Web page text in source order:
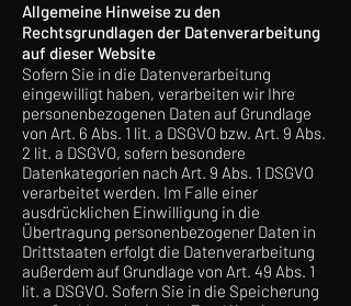
Allgemeine Hinweise zu den
Rechtsgrundlagen der Datenverarbeitung
auf dieser Website
Sofern Sie in die Datenverarbeitung
eingewilligt haben, verarbeiten wir Ihre
personenbezogenen Daten auf Grundlage
von Art. 6 Abs. 1 lit. a DSGVO bzw. Art. 9 Abs.
2 lit. a DSGVO, sofern besondere
Datenkategorien nach Art. 9 Abs. 1 DSGVO
verarbeitet werden. Im Falle einer
ausdrücklichen Einwilligung in die
Übertragung personenbezogener Daten in
Drittstaaten erfolgt die Datenverarbeitung
außerdem auf Grundlage von Art. 49 Abs. 1
lit. a DSGVO. Sofern Sie in die Speicherung